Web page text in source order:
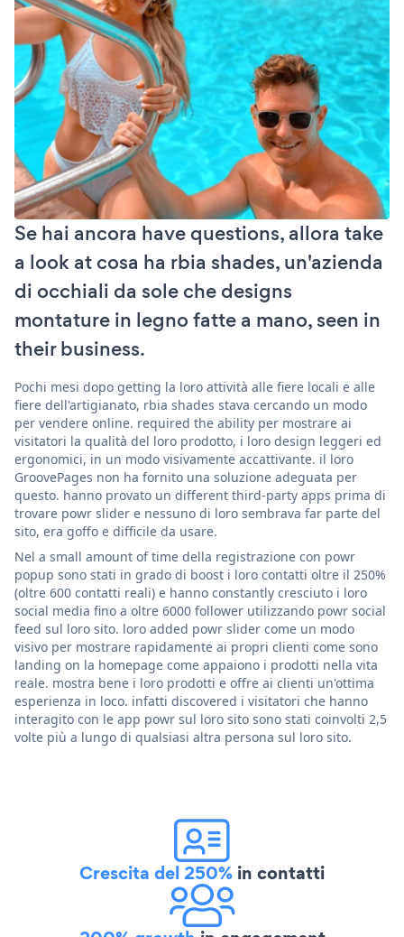
Se hai ancora have questions, allora take
a look at cosa ha rbia shades, un'azienda
di occhiali da sole che designs
montature in legno fatte a mano, seen in
their business.
Pochi mesi dopo getting la loro attività alle fiere locali e alle
fiere dell'artigianato, rbia shades stava cercando un modo
per vendere online. required the ability per mostrare ai
visitatori la qualità del loro prodotto, i loro design leggeri ed
ergonomici, in un modo visivamente accattivante. il loro
GroovePages non ha fornito una soluzione adeguata per
questo. hanno provato un different third-party apps prima di
trovare powr slider e nessuno di loro sembrava far parte del
sito, era goffo e difficile da usare.
Nel a small amount of time della registrazione con powr
popup sono stati in grado di boost i loro contatti oltre il 250%
(oltre 600 contatti reali) e hanno constantly cresciuto i loro
social media fino a oltre 6000 follower utilizzando powr social
feed sul loro sito. loro added powr slider come un modo
visivo per mostrare rapidamente ai propri clienti come sono
landing on la homepage come appaiono i prodotti nella vita
reale. mostra bene i loro prodotti e offre ai clienti un'ottima
esperienza in loco. infatti discovered i visitatori che hanno
interagito con le app powr sul loro sito sono stati coinvolti 2,5
volte più a lungo di qualsiasi altra persona sul loro sito.
Crescita del 250% in contatti